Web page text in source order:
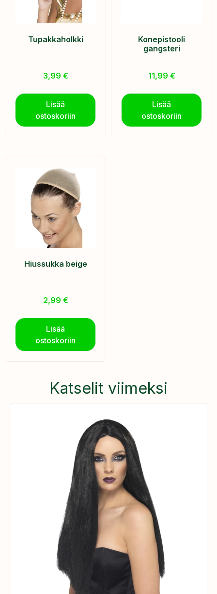
Tupakkaholkki
3,99 €
Lisää
ostoskoriin
Konepistooli
gangsteri
11,99 €
Lisää
ostoskoriin
Hiussukka beige
2,99 €
Lisää
ostoskoriin
Katselit viimeksi